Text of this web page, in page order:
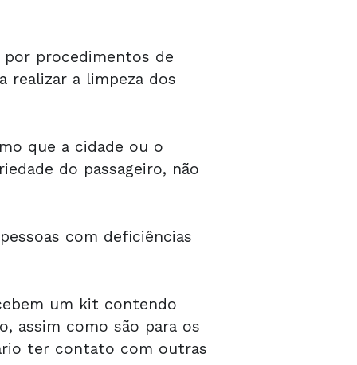
por procedimentos de
realizar a limpeza dos
que a cidade ou o
do passageiro, não
com deficiências
um kit contendo
assim como são para os
ter contato com outras